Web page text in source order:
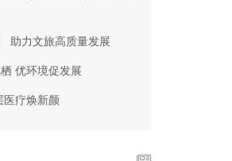
助力文旅高质量发展
优环境促发展
医疗焕新颜